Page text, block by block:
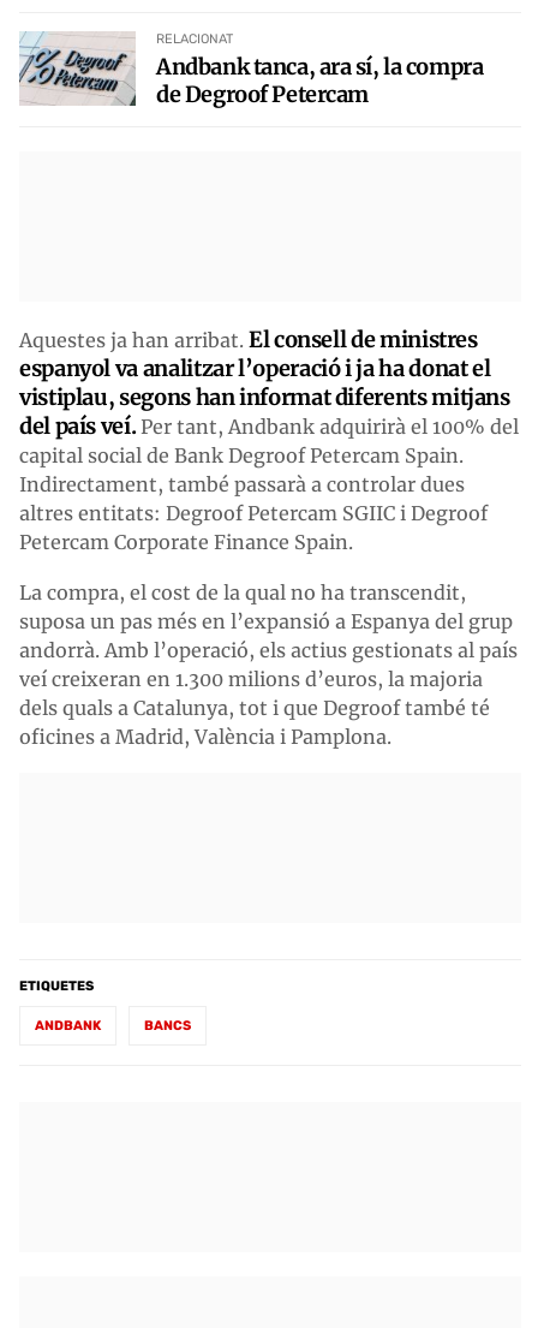
RELACIONAT
Andbank tanca, ara sí, la compra
de Degroof Petercam
Aquestes ja han arribat. El consell de ministres
espanyol va analitzar l’operació i ja ha donat el
vistiplau, segons han informat diferents mitjans
del país veí.Per tant, Andbank adquirirà el 100% del
capital social de Bank Degroof Petercam Spain.
Indirectament, també passarà a controlar dues
altres entitats: Degroof Petercam SGIIC i Degroof
Petercam Corporate Finance Spain.
La compra, el cost de la qual no ha transcendit,
suposa un pas més en l’expansió a Espanya del grup
andorrà. Amb l’operació, els actius gestionats al país
veí creixeran en 1.300 milions d’euros, la majoria
dels quals a Catalunya, tot i que Degroof també té
oficines a Madrid, València i Pamplona.
ETIQUETES
ANDBANK BANCS